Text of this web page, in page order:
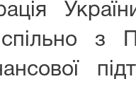
спільно